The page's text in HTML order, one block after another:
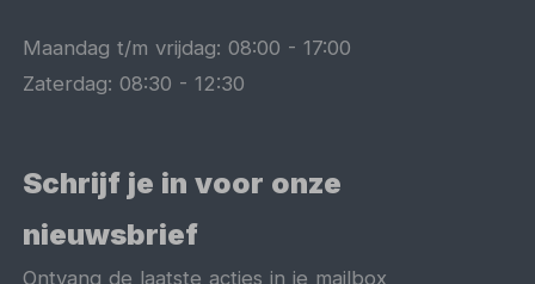
Maandag t/m vrijdag:08:00 -17:00
Zaterdag:08:30 -12:30
Schrijf je in voor onze
nieuwsbrief
Ontvang de laatste acties in je mailbox